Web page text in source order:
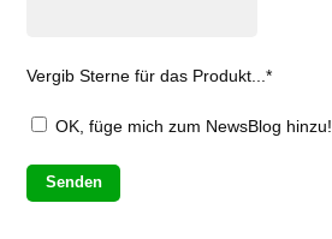
Vergib Sterne für das Produkt...*
OK, füge mich zum NewsBlog hinzu!